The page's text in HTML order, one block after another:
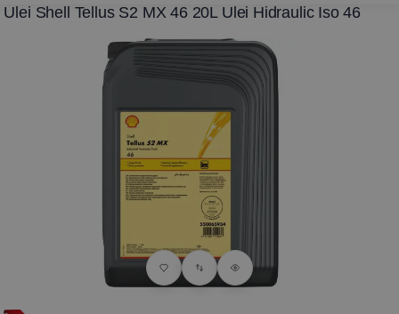
Ulei Shell Tellus S2 MX 46 20L Ulei Hidraulic Iso 46